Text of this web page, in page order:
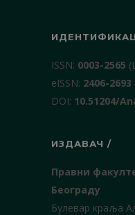
ISSN: 0003-2565
еISSN: 2406-2693
DOI: 10.51204/
ИЗДАВАЧ /
Правни
Београду
Булевар краља